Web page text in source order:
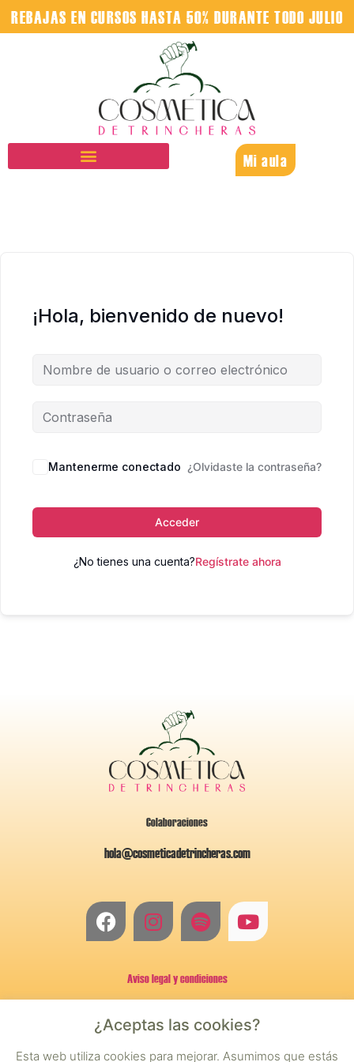
REBAJAS EN CURSOS HASTA 50% DURANTE TODO JULIO
Mi aula
¡Hola, bienvenido de nuevo!
Mantenerme conectado ¿Olvidaste la contraseña?
Acceder
¿No tienes una cuenta?Regístrate ahora
Colaboraciones
hola@cosmeticadetrincheras.com
Aviso legal y condiciones
Política de privacidad
¿Aceptas las cookies?
Esta web utiliza cookies para mejorar. Asumimos que estás